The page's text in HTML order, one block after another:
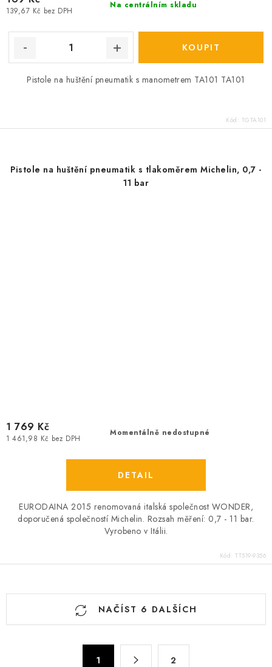
Na centrálním skladu
139,67 Kč bez DPH
Pistole na huštění pneumatik s manometrem TA101 TA101
Kód: TGTA101
Pistole na huštění pneumatik s tlakoměrem Michelin, 0,7 -
11 bar
Momentálně nedostupné
1 461,98 Kč bez DPH
1 769 Kč
EURODAINA 2015 renomovaná italská společnost WONDER,
doporučená společností Michelin. Rozsah měření: 0,7 - 11 bar.
Vyrobeno v Itálii.
Kód: TT519-9356
O
NAČÍST 6 DALŠÍCH
1 2